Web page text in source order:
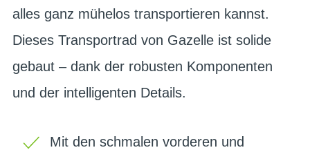
alles ganz mühelos transportieren kannst.
Dieses Transportrad von Gazelle ist solide
gebaut – dank der robusten Komponenten
und der intelligenten Details.
Mit den schmalen vorderen und